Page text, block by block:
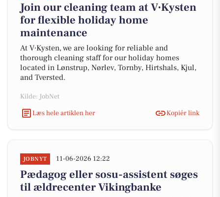
Join our cleaning team at V∙Kysten
for flexible holiday home
maintenance
At V∙Kysten, we are looking for reliable and
thorough cleaning staff for our holiday homes
located in Lønstrup, Nørlev, Tornby, Hirtshals, Kjul,
and Tversted.
Kilde: JobNet
Læs hele artiklen her
Kopiér link
JOBNYT 11-06-2026 12:22
Pædagog eller sosu-assistent søges
til ældrecenter Vikingbanke